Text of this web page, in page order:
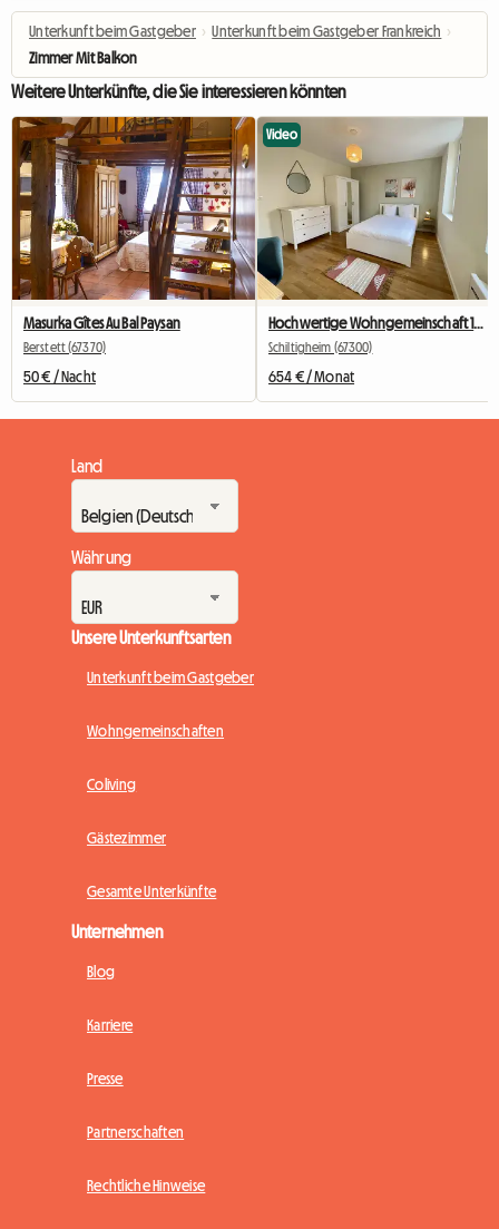
Unterkunft beim Gastgeber › Unterkunft beim Gastgeber Frankreich ›
Zimmer Mit Balkon
Weitere Unterkünfte, die Sie interessieren könnten
Masurka Gîtes Au Bal Paysan
Berstett (67370)
50 € / Nacht
Video
Hochwertige Wohngemeinschaft 10 Minuten vom Zentrum entfernt – Schlafzimmer 4
Schiltigheim (67300)
654 € / Monat
Land
Währung
Unsere Unterkunftsarten
Unterkunft beim Gastgeber
Wohngemeinschaften
Coliving
Gästezimmer
Gesamte Unterkünfte
Unternehmen
Blog
Karriere
Presse
Partnerschaften
Rechtliche Hinweise